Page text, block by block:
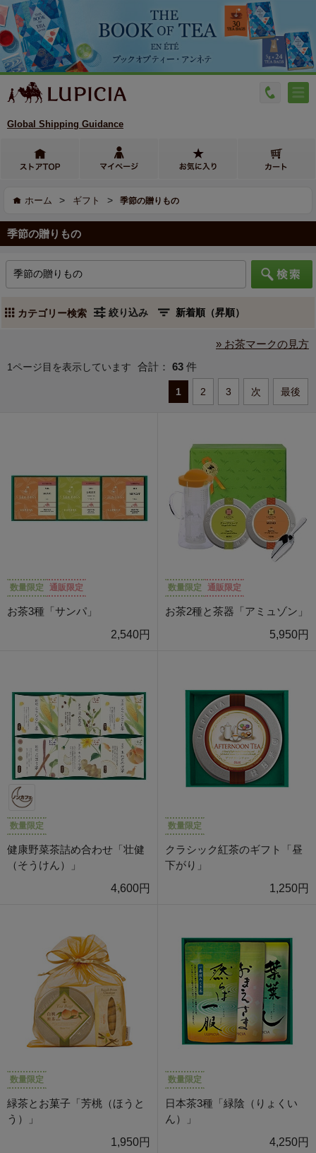
Global Shipping Guidance
ホーム > ギフト > 季節の贈りもの
季節の贈りもの
カテゴリー検索 絞り込み
» お茶マークの見方
1ページ目を表示しています 合計： 63 件
1 2 3 次 最後
数量限定 通販限定
お茶3種「サンパ」
2,540円
数量限定 通販限定
お茶2種と茶器「アミュゾン」
5,950円
数量限定
健康野菜茶詰め合わせ「壮健
（そうけん）」
4,600円
数量限定
クラシック紅茶のギフト「昼
下がり」
1,250円
数量限定
緑茶とお菓子「芳桃（ほうと
う）」
1,950円
数量限定
日本茶3種「緑陰（りょくい
ん）」
4,250円